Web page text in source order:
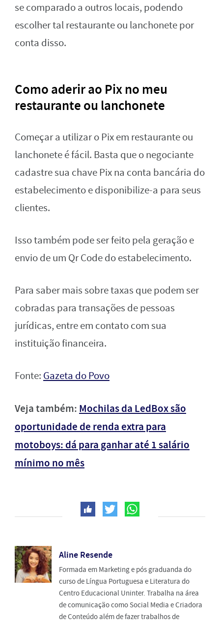
se comparado a outros locais, podendo
escolher tal restaurante ou lanchonete por
conta disso.
Como aderir ao Pix no meu
restaurante ou lanchonete
Começar a utilizar o Pix em restaurante ou
lanchonete é fácil. Basta que o negociante
cadastre sua chave Pix na conta bancária do
estabelecimento e disponibilize-a para seus
clientes.
Isso também pode ser feito pela geração e
envio de um Qr Code do estabelecimento.
Para saber mais sobre taxas que podem ser
cobradas para transações de pessoas
jurídicas, entre em contato com sua
instituição financeira.
Fonte: Gazeta do Povo
Veja também: Mochilas da LedBox são
oportunidade de renda extra para
motoboys: dá para ganhar até 1 salário
mínimo no mês
Aline Resende
Formada em Marketing e pós graduanda do
curso de Língua Portuguesa e Literatura do
Centro Educacional Uninter. Trabalha na área
de comunicação como Social Media e Criadora
de Conteúdo além de fazer trabalhos de